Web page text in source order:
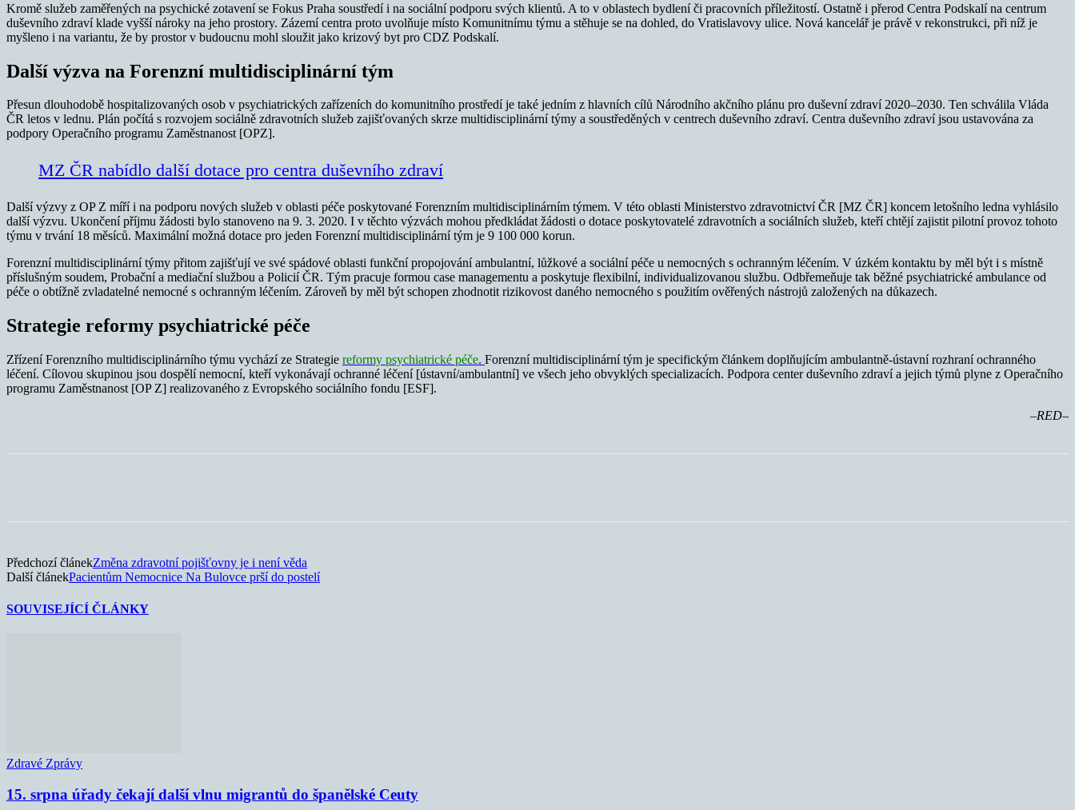
Kromě služeb zaměřených na psychické zotavení se Fokus Praha soustředí i na sociální podporu svých klientů. A to v oblastech bydlení či pracovních příležitostí. Ostatně i přerod Centra Podskalí na centrum
duševního zdraví klade vyšší nároky na jeho prostory. Zázemí centra proto uvolňuje místo Komunitnímu týmu a stěhuje se na dohled, do Vratislavovy ulice. Nová kancelář je právě v rekonstrukci, při níž je
myšleno i na variantu, že by prostor v budoucnu mohl sloužit jako krizový byt pro CDZ Podskalí.
Další výzva na Forenzní multidisciplinární tým
Přesun dlouhodobě hospitalizovaných osob v psychiatrických zařízeních do komunitního prostředí je také jedním z hlavních cílů Národního akčního plánu pro duševní zdraví 2020–2030. Ten schválila Vláda
ČR letos v lednu. Plán počítá s rozvojem sociálně zdravotních služeb zajišťovaných skrze multidisciplinární týmy a soustředěných v centrech duševního zdraví. Centra duševního zdraví jsou ustavována za
podpory Operačního programu Zaměstnanost [OPZ].
MZ ČR nabídlo další dotace pro centra duševního zdraví
Další výzvy z OP Z míří i na podporu nových služeb v oblasti péče poskytované Forenzním multidisciplinárním týmem. V této oblasti Ministerstvo zdravotnictví ČR [MZ ČR] koncem letošního ledna vyhlásilo
další výzvu. Ukončení příjmu žádosti bylo stanoveno na 9. 3. 2020. I v těchto výzvách mohou předkládat žádosti o dotace poskytovatelé zdravotních a sociálních služeb, kteří chtějí zajistit pilotní provoz tohoto
týmu v trvání 18 měsíců. Maximální možná dotace pro jeden Forenzní multidisciplinární tým je 9 100 000 korun.
Forenzní multidisciplinární týmy přitom zajišťují ve své spádové oblasti funkční propojování ambulantní, lůžkové a sociální péče u nemocných s ochranným léčením. V úzkém kontaktu by měl být i s místně
příslušným soudem, Probační a mediační službou a Policií ČR. Tým pracuje formou case managementu a poskytuje flexibilní, individualizovanou službu. Odbřemeňuje tak běžné psychiatrické ambulance od
péče o obtížně zvladatelné nemocné s ochranným léčením. Zároveň by měl být schopen zhodnotit rizikovost daného nemocného s použitím ověřených nástrojů založených na důkazech.
Strategie reformy psychiatrické péče
Zřízení Forenzního multidisciplinárního týmu vychází ze Strategie reformy psychiatrické péče. Forenzní multidisciplinární tým je specifickým článkem doplňujícím ambulantně-ústavní rozhraní ochranného
léčení. Cílovou skupinou jsou dospělí nemocní, kteří vykonávají ochranné léčení [ústavní/ambulantní] ve všech jeho obvyklých specializacích. Podpora center duševního zdraví a jejich týmů plyne z Operačního
programu Zaměstnanost [OP Z] realizovaného z Evropského sociálního fondu [ESF].
–RED–
Předchozí článekZměna zdravotní pojišťovny je i není věda
Další článekPacientům Nemocnice Na Bulovce prší do postelí
SOUVISEJÍCÍ ČLÁNKY
Zdravé Zprávy
15. srpna úřady čekají další vlnu migrantů do španělské Ceuty